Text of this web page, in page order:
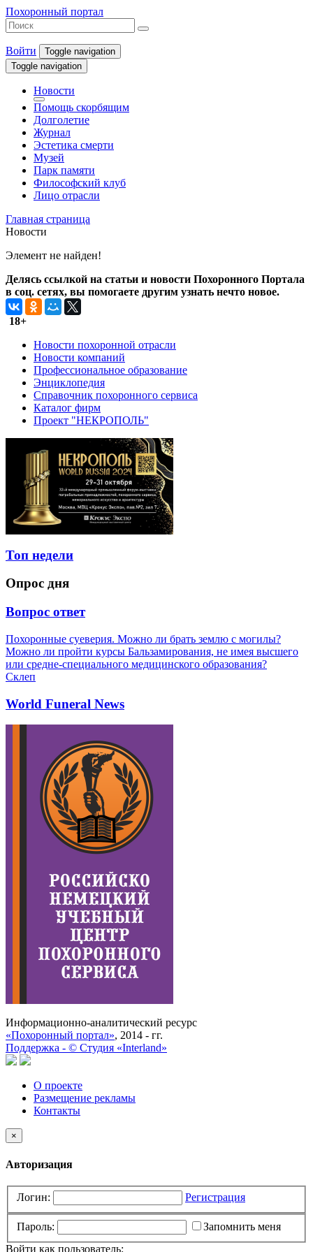
Похоронный портал
Войти
Toggle navigation
Toggle navigation
Новости
Помощь скорбящим
Долголетие
Журнал
Эстетика смерти
Музей
Парк памяти
Философский клуб
Лицо отрасли
Главная страница
Новости
Элемент не найден!
Делясь ссылкой на статьи и новости Похоронного Портала
в соц. сетях, вы помогаете другим узнать нечто новое.
18+
Новости похоронной отрасли
Новости компаний
Профессиональное образование
Энциклопедия
Справочник похоронного сервиса
Каталог фирм
Проект "НЕКРОПОЛЬ"
Топ недели
Опрос дня
Вопрос ответ
Похоронные суеверия. Можно ли брать землю с могилы?
Можно ли пройти курсы Бальзамирования, не имея высшего
или средне-специального медицинского образования?
Склеп
World Funeral News
Информационно-аналитический ресурс
«Похоронный портал», 2014 - гг.
Поддержка - © Cтудия «Interland»
О проекте
Размещение рекламы
Контакты
×
Авторизация
Логин: Регистрация
Пароль:
Запомнить меня
Войти как пользователь: